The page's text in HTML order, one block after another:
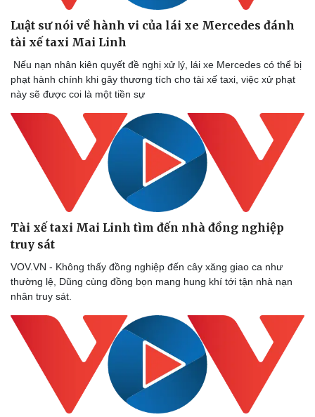
Lịch thi đấu bóng đá
Thế giới thể thao
eSports
Hậu trường
Xe máy
Tư vấn
Luật sư nói về hành vi của lái xe Mercedes đánh
tài xế taxi Mai Linh
Nếu nạn nhân kiên quyết đề nghị xử lý, lái xe Mercedes có thể bị
phạt hành chính khi gây thương tích cho tài xế taxi, việc xử phạt
này sẽ được coi là một tiền sự
Tài xế taxi Mai Linh tìm đến nhà đồng nghiệp
truy sát
VOV.VN - Không thấy đồng nghiệp đến cây xăng giao ca như
thường lệ, Dũng cùng đồng bọn mang hung khí tới tận nhà nạn
nhân truy sát.